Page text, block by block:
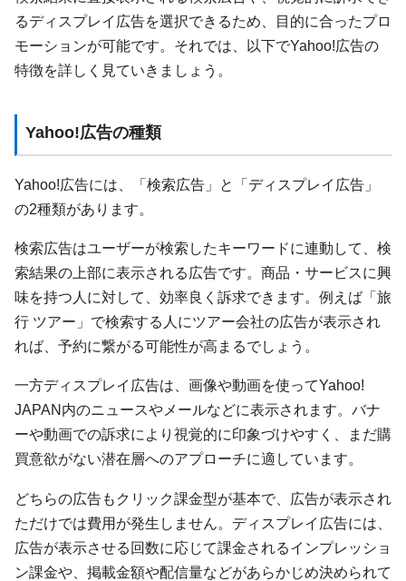
るディスプレイ広告を選択できるため、目的に合ったプロ
モーションが可能です。それでは、以下でYahoo!広告の
特徴を詳しく見ていきましょう。
Yahoo!広告の種類
Yahoo!広告には、「検索広告」と「ディスプレイ広告」
の2種類があります。
検索広告はユーザーが検索したキーワードに連動して、検
索結果の上部に表示される広告です。商品・サービスに興
味を持つ人に対して、効率良く訴求できます。例えば「旅
行 ツアー」で検索する人にツアー会社の広告が表示され
れば、予約に繋がる可能性が高まるでしょう。
一方ディスプレイ広告は、画像や動画を使ってYahoo!
JAPAN内のニュースやメールなどに表示されます。バナ
ーや動画での訴求により視覚的に印象づけやすく、まだ購
買意欲がない潜在層へのアプローチに適しています。
どちらの広告もクリック課金型が基本で、広告が表示され
ただけでは費用が発生しません。ディスプレイ広告には、
広告が表示させる回数に応じて課金されるインプレッショ
ン課金や、掲載金額や配信量などがあらかじめ決められて